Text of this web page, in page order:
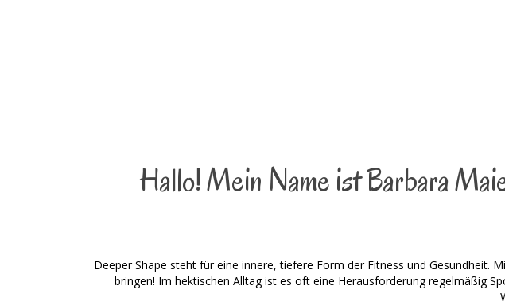
Hallo! Mein Name ist Barbara
Deeper Shape steht für eine innere, tiefere Form der Fitness und Gesundheit.
bringen! Im hektischen Alltag ist es oft eine Herausforderung regelmäßig